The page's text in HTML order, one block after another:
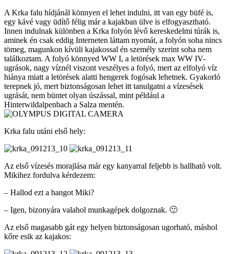
A Krka falu hídjánál könnyen el lehet indulni, itt van egy büfé is,
egy kávé vagy üdítő félig már a kajakban ülve is elfogyasztható.
Innen indulnak különben a Krka folyón lévő kereskedelmi túrák is,
aminek én csak eddig Interneten láttam nyomát, a folyón soha nincs
tömeg, magunkon kívüli kajakossal én személy szerint soha nem
találkoztam. A folyó könnyed WW I, a letörések max WW IV-
ugrások, nagy víznél viszont veszélyes a folyó, mert az elfolyó víz
hiánya miatt a letörések alatti hengerek fogósak lehetnek. Gyakorló
terepnek jó, mert biztonságosan lehet itt tanulgatni a vízesések
ugrását, nem büntet olyan úszással, mint például a
Hinterwildalpenbach a Salza mentén.
Krka falu utáni első hely:
Az első vízesés morajlása már egy kanyarral feljebb is hallható volt.
Mikihez fordulva kérdezem:
– Hallod ezt a hangot Miki?
– Igen, bizonyára valahol munkagépek dolgoznak. 🙂
Az első magasabb gát egy helyen biztonságosan ugorható, máshol
kőre esik az kajakos: